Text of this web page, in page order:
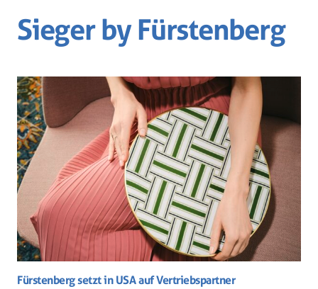
Sieger by Fürstenberg
Fürstenberg setzt in USA auf Vertriebspartner